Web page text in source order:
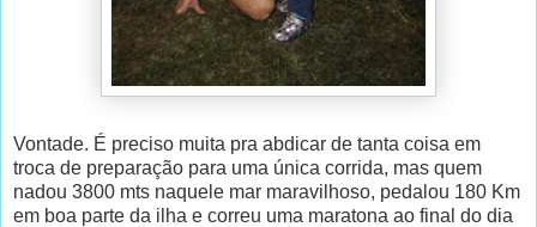
Vontade. É preciso muita pra abdicar de tanta coisa em
troca de preparação para uma única corrida, mas quem
nadou 3800 mts naquele mar maravilhoso, pedalou 180 Km
em boa parte da ilha e correu uma maratona ao final do dia